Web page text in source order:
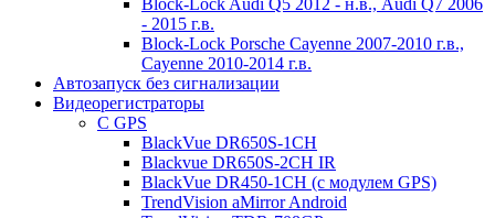
Block-Lock Audi Q5 2012 - н.в., Audi Q7 2006
- 2015 г.в.
Block-Lock Porsche Cayenne 2007-2010 г.в.,
Cayenne 2010-2014 г.в.
Автозапуск без сигнализации
Видеорегистраторы
С GPS
BlackVue DR650S-1CH
Blackvue DR650S-2CH IR
BlackVue DR450-1CH (с модулем GPS)
TrendVision aMirror Android